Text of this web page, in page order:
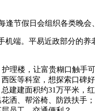
节假日会组织各类晚会
端。平易近政部分的养
楼，让富贵糊口触手
医等科室，想探索口碑
建建面积约31万平米，
洒、帮浴椅、防跌扶手